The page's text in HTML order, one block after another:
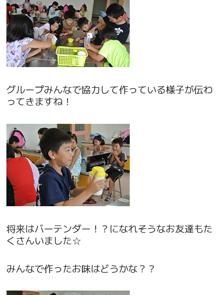
グループみんなで協力して作っている様子が伝わ
ってきますね！
将来はバーテンダー！？になれそうなお友達もた
くさんいました☆
みんなで作ったお味はどうかな？？